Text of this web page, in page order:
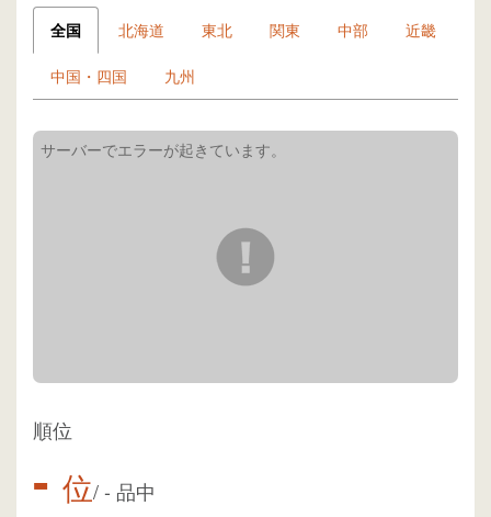
全国 北海道 東北 関東 中部 近畿
中国・四国 九州
順位
- 位/- 品中